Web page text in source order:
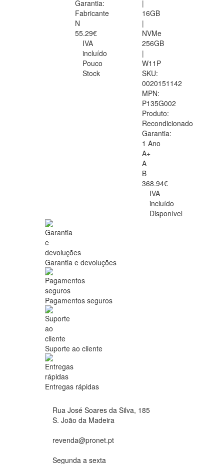
Garantia:
Fabricante
N
55.29€
IVA
incluído
Pouco
Stock
|
16GB
|
NVMe
256GB
|
W11P
SKU:
0020151142
MPN:
P135G002
Produto:
Recondicionado
Garantia:
1 Ano
A+
A
B
368.94€
IVA
incluído
Disponível
Garantia e devoluções
Pagamentos seguros
Suporte ao cliente
Entregas rápidas
Rua José Soares da Silva, 185
S. João da Madeira
revenda@pronet.pt
Segunda a sexta